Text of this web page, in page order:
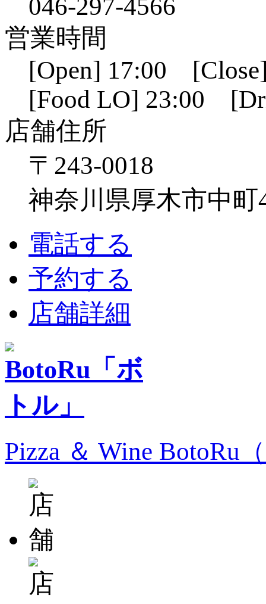
046-297-4566
営業時間
[Open] 17:00
[Food LO] 23:00
店舗住所
〒243-0018
神奈川県厚木市中町
電話する
予約する
店舗詳細
Pizza ＆ Wine BotoRu